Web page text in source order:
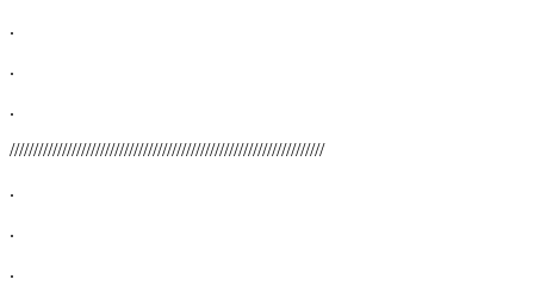
.
.
.
//////////////////////////////////////////////////////////////////
.
.
.